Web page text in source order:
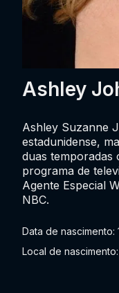
Ashley
Data de
Local de
Ashley Suzanne
estadunidense,
duas temporadas
programa de
Agente Especial
NBC.